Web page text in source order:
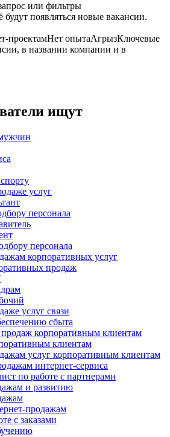
или фильтры
появляться новые вакансии.
проектамНет опытаАгрызКлючевые
в названии компании и в
ищут
услуг
персонала
персонала
корпоративных услуг
продаж
услуг связи
сбыта
корпоративным клиентам
клиентам
услуг корпоративным клиентам
интернет-сервиса
по работе с партнерами
и развитию
продажам
с заказами